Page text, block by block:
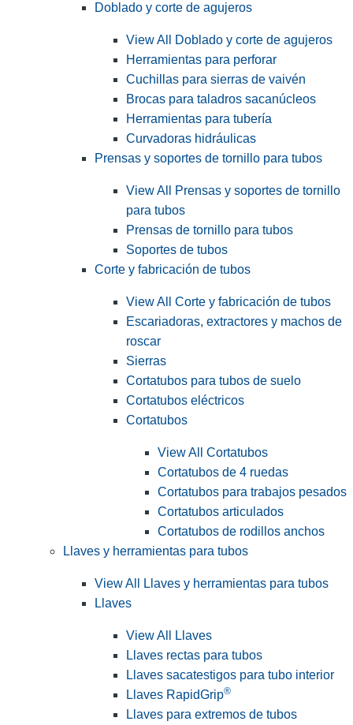
Doblado y corte de agujeros
View All Doblado y corte de agujeros
Herramientas para perforar
Cuchillas para sierras de vaivén
Brocas para taladros sacanúcleos
Herramientas para tubería
Curvadoras hidráulicas
Prensas y soportes de tornillo para tubos
View All Prensas y soportes de tornillo
para tubos
Prensas de tornillo para tubos
Soportes de tubos
Corte y fabricación de tubos
View All Corte y fabricación de tubos
Escariadoras, extractores y machos de
roscar
Sierras
Cortatubos para tubos de suelo
Cortatubos eléctricos
Cortatubos
View All Cortatubos
Cortatubos de 4 ruedas
Cortatubos para trabajos pesados
Cortatubos articulados
Cortatubos de rodillos anchos
Llaves y herramientas para tubos
View All Llaves y herramientas para tubos
Llaves
View All Llaves
Llaves rectas para tubos
Llaves sacatestigos para tubo interior
Llaves RapidGrip®
Llaves para extremos de tubos